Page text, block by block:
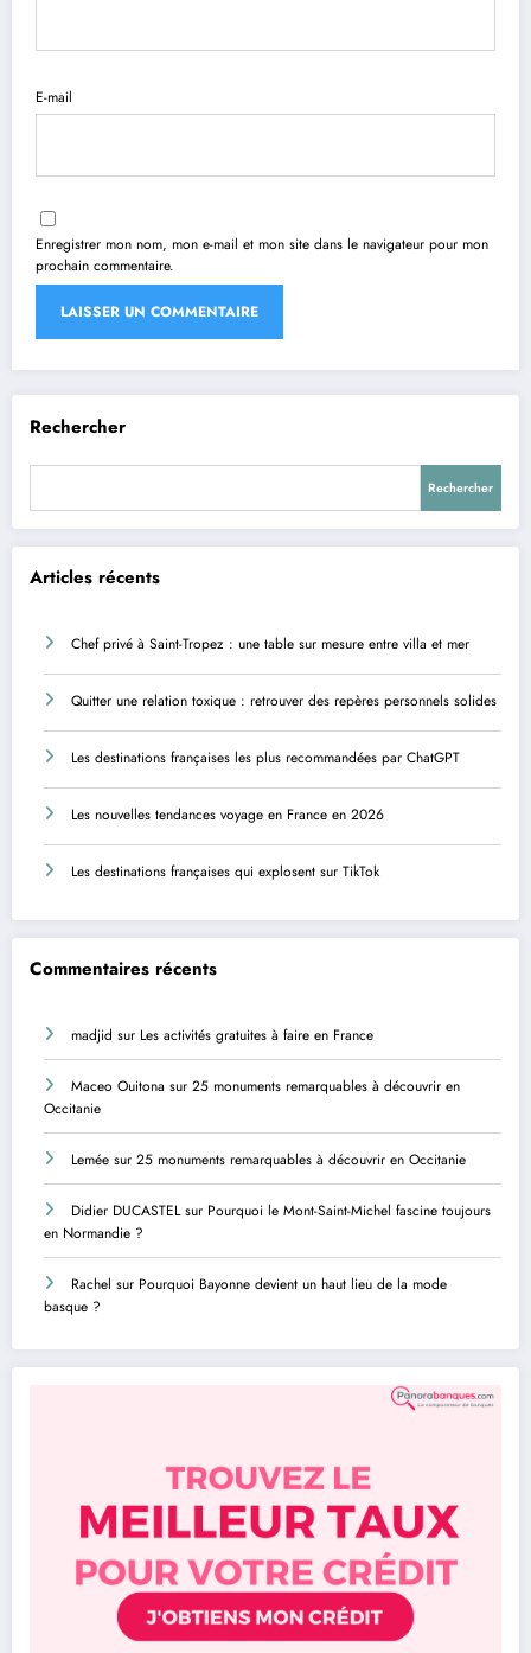
E-mail
Enregistrer mon nom, mon e-mail et mon site dans le navigateur pour mon
prochain commentaire.
Rechercher
Rechercher
Articles récents
Chef privé à Saint-Tropez : une table sur mesure entre villa et mer
Quitter une relation toxique : retrouver des repères personnels solides
Les destinations françaises les plus recommandées par ChatGPT
Les nouvelles tendances voyage en France en 2026
Les destinations françaises qui explosent sur TikTok
Commentaires récents
madjid sur Les activités gratuites à faire en France
Maceo Ouitona sur 25 monuments remarquables à découvrir en
Occitanie
Lemée sur 25 monuments remarquables à découvrir en Occitanie
Didier DUCASTELsur Pourquoi le Mont-Saint-Michel fascine toujours
en Normandie ?
Rachel sur Pourquoi Bayonne devient un haut lieu de la mode
basque ?